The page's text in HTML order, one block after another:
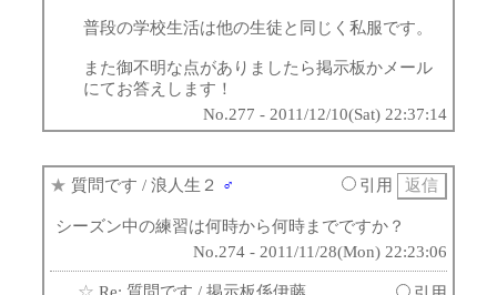
普段の学校生活は他の生徒と同じく私服です。
また御不明な点がありましたら掲示板かメール
にてお答えします！
No.277 - 2011/12/10(Sat) 22:37:14
★ 質問です / 浪人生２ ♂ 引用
シーズン中の練習は何時から何時までですか？
No.274 - 2011/11/28(Mon) 22:23:06
☆ Re: 質問です / 掲示板係伊藤